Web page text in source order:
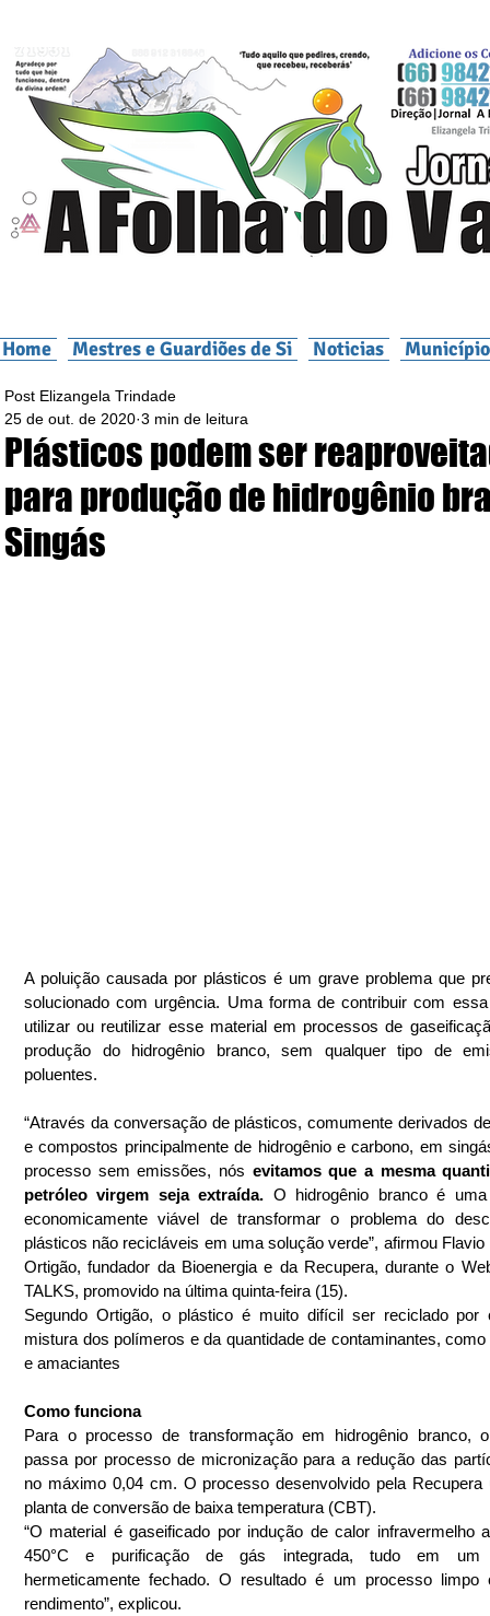
Home Mestres e Guardiões de Si Noticias
Plásticos podem ser
para produção de hidrogênio
Singás
Post Elizangela Trindade
25 de out. de 2020 3 min de leitura
A poluição causada por plásticos é um grave problema que
solucionado com urgência. Uma forma de contribuir com
utilizar ou reutilizar esse material em processos de
produção do hidrogênio branco, sem qualquer tipo de
poluentes.
“Através da conversação de plásticos, comumente derivados
e compostos principalmente de hidrogênio e carbono, em
processo sem emissões, nós evitamos que a mesma
petróleo virgem seja extraída. O hidrogênio branco é uma
economicamente viável de transformar o problema do
plásticos não recicláveis em uma solução verde”, afirmou Flavio
Ortigão, fundador da Bioenergia e da Recupera, durante o
TALKS, promovido na última quinta-feira (15).
Segundo Ortigão, o plástico é muito difícil ser reciclado por
mistura dos polímeros e da quantidade de contaminantes,
e amaciantes
Como funciona
Para o processo de transformação em hidrogênio branco,
passa por processo de micronização para a redução das
no máximo 0,04 cm. O processo desenvolvido pela Recupera
planta de conversão de baixa temperatura (CBT).
“O material é gaseificado por indução de calor infravermelho
450°C e purificação de gás integrada, tudo em um
hermeticamente fechado. O resultado é um processo limpo
rendimento”, explicou.